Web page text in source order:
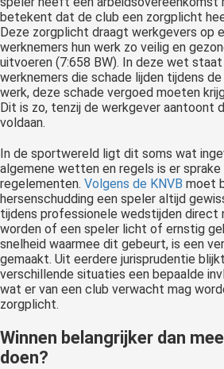
betekent dat de club een zorgplicht
Deze zorgplicht draagt werkgevers op
werknemers hun werk zo veilig en
uitvoeren (7:658 BW). In deze wet
werknemers die schade lijden tijdens
werk, deze schade vergoed moeten
Dit is zo, tenzij de werkgever aantoont
voldaan.
In de sportwereld ligt dit soms wat
algemene wetten en regels is er
regelementen. Volgens de KNVB moet
hersenschudding een speler altijd
tijdens professionele wedstijden direct
worden of een speler licht of ernstig
snelheid waarmee dit gebeurt, is een
gemaakt. Uit eerdere jurisprudentie
verschillende situaties een bepaalde
wat er van een club verwacht mag
zorgplicht.
Winnen belangrijker dan
doen?